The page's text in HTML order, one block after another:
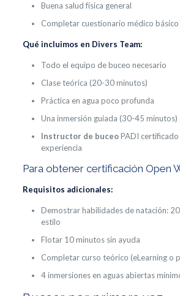
Buena salud física general
Completar cuestionario médico básico
Qué incluimos en Divers Team:
Todo el equipo de buceo necesario
Clase teórica (20-30 minutos)
Práctica en agua poco profunda
Una inmersión guiada (30-45 minutos)
Instructor de buceoPADI
experiencia
Para obtener certificación Open
Requisitos adicionales:
Demostrar habilidades de natación:
estilo
Flotar 10 minutos sin ayuda
Completar curso teórico (eLearning o
4 inmersiones en aguas abiertas